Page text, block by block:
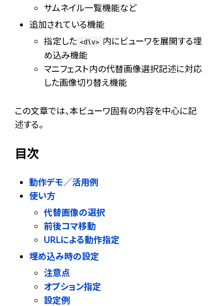
サムネイル一覧機能など
追加されている機能
指定した <div> 内にビューワを展開する埋
め込み機能
マニフェスト内の代替画像選択記述に対応
した画像切り替え機能
この文章では、本ビューワ固有の内容を中心に記
述する。
目次
動作デモ／活用例
使い方
代替画像の選択
前後コマ移動
URLによる動作指定
埋め込み時の設定
注意点
オプション指定
設定例